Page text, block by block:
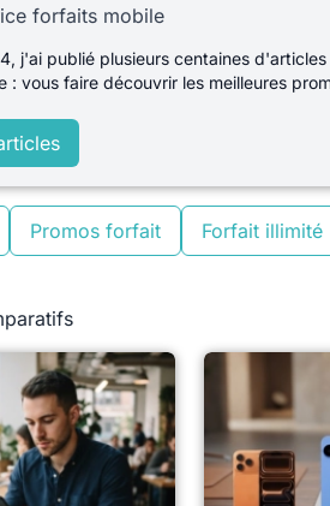
forfaits mobile
j'ai publié plusieurs centaines
: vous faire découvrir les meilleures
Promos forfait Forfait illimité